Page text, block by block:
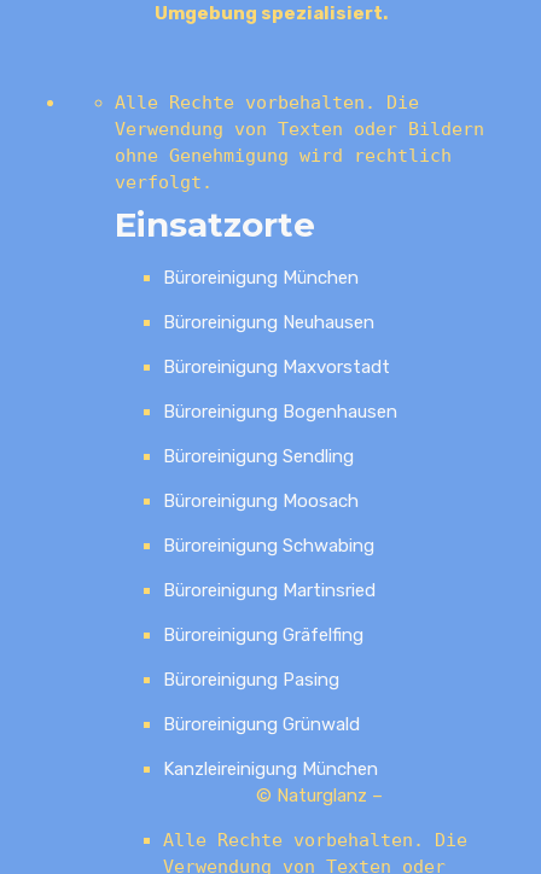
Umgebung spezialisiert.
Alle Rechte vorbehalten. Die
Verwendung von Texten oder Bildern
ohne Genehmigung wird rechtlich
verfolgt.
Einsatzorte
Büroreinigung München
Büroreinigung Neuhausen
Büroreinigung Maxvorstadt
Büroreinigung Bogenhausen
Büroreinigung Sendling
Büroreinigung Moosach
Büroreinigung Schwabing
Büroreinigung Martinsried
Büroreinigung Gräfelfing
Büroreinigung Pasing
Büroreinigung Grünwald
Kanzleireinigung München
© Naturglanz –
Alle Rechte vorbehalten. Die
Verwendung von Texten oder